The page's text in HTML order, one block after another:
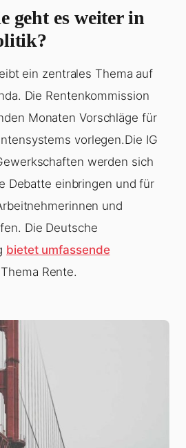
geht es weiter in
ein zentrales Thema auf
Die Rentenkommission
Monaten Vorschläge für
vorlegen.Die IG
werden sich
Debatte einbringen und für
und
Die Deutsche
bietet umfassende
Rente.